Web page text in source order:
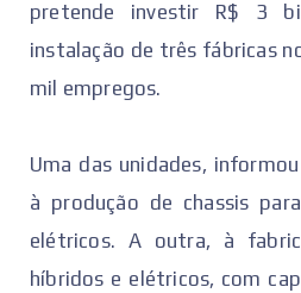
pretende investir R$ 3
instalação de três fábricas
mil empregos.
Uma das unidades,
à produção de chassis
elétricos. A outra, à
híbridos e elétricos, com